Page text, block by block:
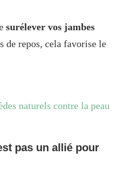
surélever vos jambes
de repos, cela favorise le
naturels contre la peau
pas un allié pour